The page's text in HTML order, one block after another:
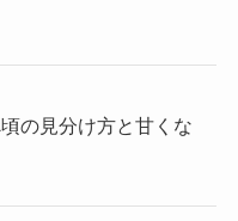
の見分け方と甘くな